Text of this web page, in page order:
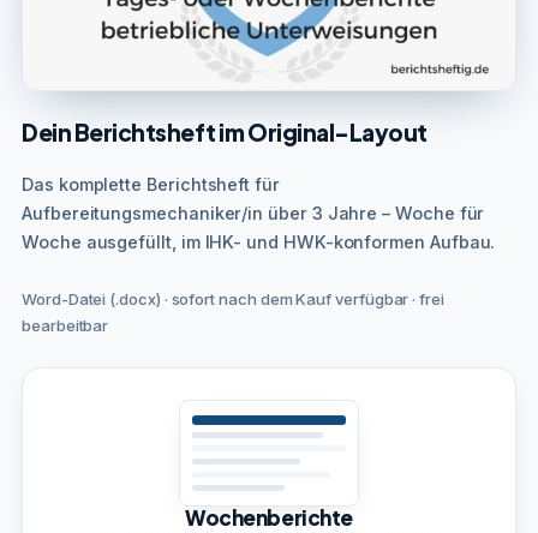
Dein Berichtsheft im Original-Layout
Das komplette Berichtsheft für
Aufbereitungsmechaniker/in über 3 Jahre – Woche für
Woche ausgefüllt, im IHK- und HWK-konformen Aufbau.
Word-Datei (.docx) · sofort nach dem Kauf verfügbar · frei
bearbeitbar
Wochenberichte